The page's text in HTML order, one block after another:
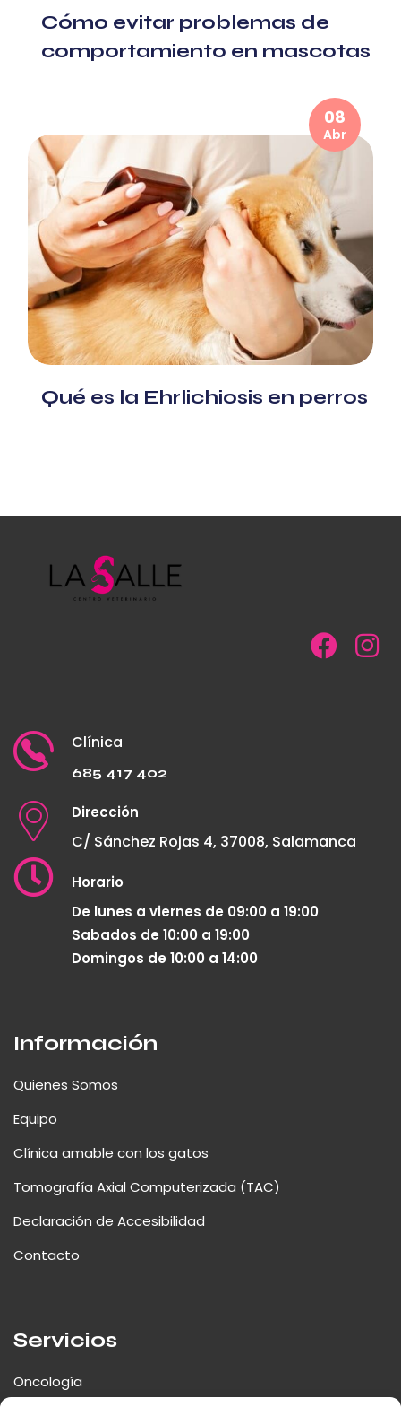
Cómo evitar problemas de
comportamiento en mascotas
08
Abr
Qué es la Ehrlichiosis en perros
Clínica
685 417 402
Dirección
C/ Sánchez Rojas 4, 37008, Salamanca
Horario
De lunes a viernes de 09:00 a 19:00
Sabados de 10:00 a 19:00
Domingos de 10:00 a 14:00
Información
Quienes Somos
Equipo
Clínica amable con los gatos
Tomografía Axial Computerizada (TAC)
Declaración de Accesibilidad
Contacto
Servicios
Oncología